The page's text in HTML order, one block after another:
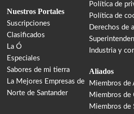
Nuestros Portales
Suscripciones
Clasificados
La Ó
Especiales
Sabores de mi tierra
La Mejores Empresas de
Norte de Santander
Política de
Política de
Derechos de
Industria y
Aliados
Miembros de
Miembros de
Miembros de